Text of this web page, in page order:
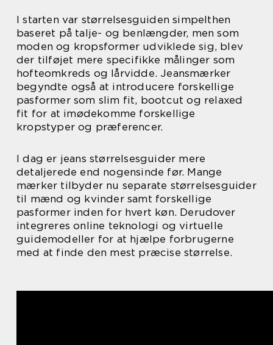
I starten var størrelsesguiden simpelthen
baseret på talje- og benlængder, men som
moden og kropsformer udviklede sig, blev
der tilføjet mere specifikke målinger som
hofteomkreds og lårvidde. Jeansmærker
begyndte også at introducere forskellige
pasformer som slim fit, bootcut og relaxed
fit for at imødekomme forskellige
kropstyper og præferencer.
I dag er jeans størrelsesguider mere
detaljerede end nogensinde før. Mange
mærker tilbyder nu separate størrelsesguider
til mænd og kvinder samt forskellige
pasformer inden for hvert køn. Derudover
integreres online teknologi og virtuelle
guidemodeller for at hjælpe forbrugerne
med at finde den mest præcise størrelse.